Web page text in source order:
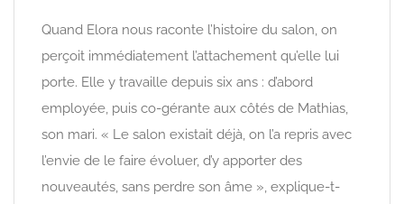
Quand Elora nous raconte l’histoire du salon, on
perçoit immédiatement l’attachement qu’elle lui
porte. Elle y travaille depuis six ans : d’abord
employée, puis co-gérante aux côtés de Mathias,
son mari. « Le salon existait déjà, on l’a repris avec
l’envie de le faire évoluer, d’y apporter des
nouveautés, sans perdre son âme », explique-t-